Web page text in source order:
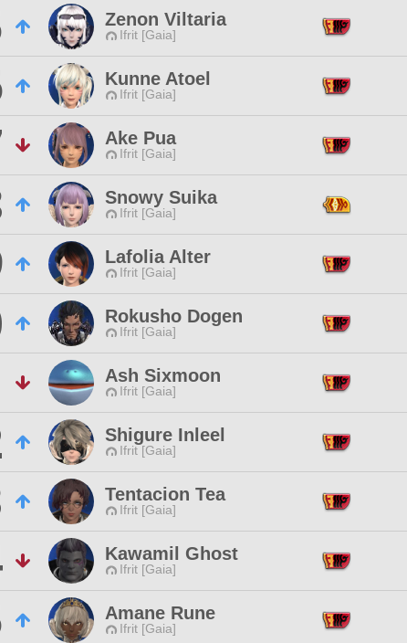
Zenon Viltaria
Ifrit [Gaia]
Kunne Atoel
Ifrit [Gaia]
Ake Pua
Ifrit [Gaia]
Snowy Suika
Ifrit [Gaia]
Lafolia Alter
Ifrit [Gaia]
Rokusho Dogen
Ifrit [Gaia]
Ash Sixmoon
Ifrit [Gaia]
Shigure Inleel
Ifrit [Gaia]
Tentacion Tea
Ifrit [Gaia]
Kawamil Ghost
Ifrit [Gaia]
Amane Rune
Ifrit [Gaia]